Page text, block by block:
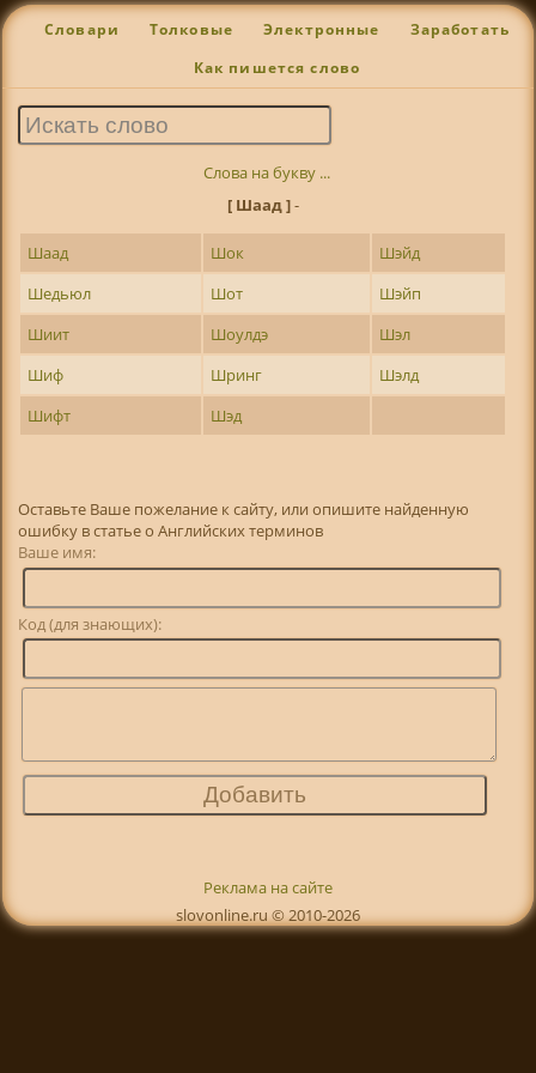
Словари Толковые Электронные Заработать
Как пишется слово
Слова на букву ...
[ Шаад ]-
Шаад Шок
Шэйд
Шедьюл
Шот
Шэйп
Шиит
Шоулдэ
Шэл
Шиф
Шринг
Шэлд
Шифт
Шэд
Оставьте Ваше пожелание к сайту, или опишите найденную
ошибку в статье о Английских терминов
Ваше имя:
Код (для знающих):
Реклама на сайте
slovonline.ru © 2010-2026